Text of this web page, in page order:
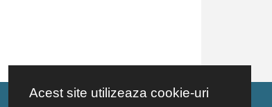
Acest site utilizeaza cookie-uri